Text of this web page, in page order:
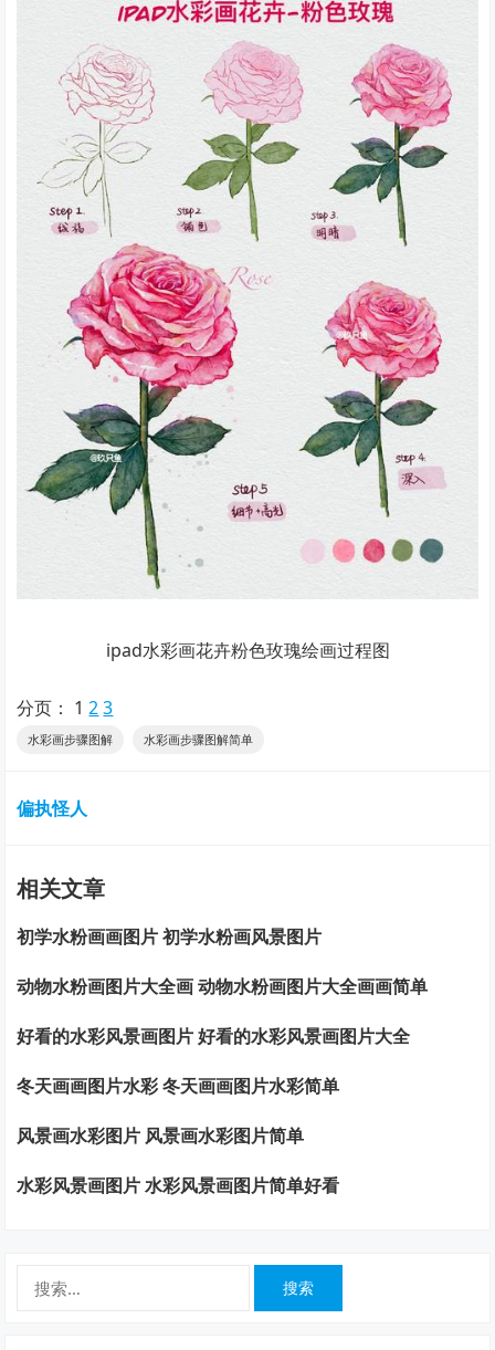
ipad水彩画花卉粉色玫瑰绘画过程图
分页： 1 2 3
水彩画步骤图解 水彩画步骤图解简单
偏执怪人
相关文章
初学水粉画画图片 初学水粉画风景图片
动物水粉画图片大全画 动物水粉画图片大全画画简单
好看的水彩风景画图片 好看的水彩风景画图片大全
冬天画画图片水彩 冬天画画图片水彩简单
风景画水彩图片 风景画水彩图片简单
水彩风景画图片 水彩风景画图片简单好看